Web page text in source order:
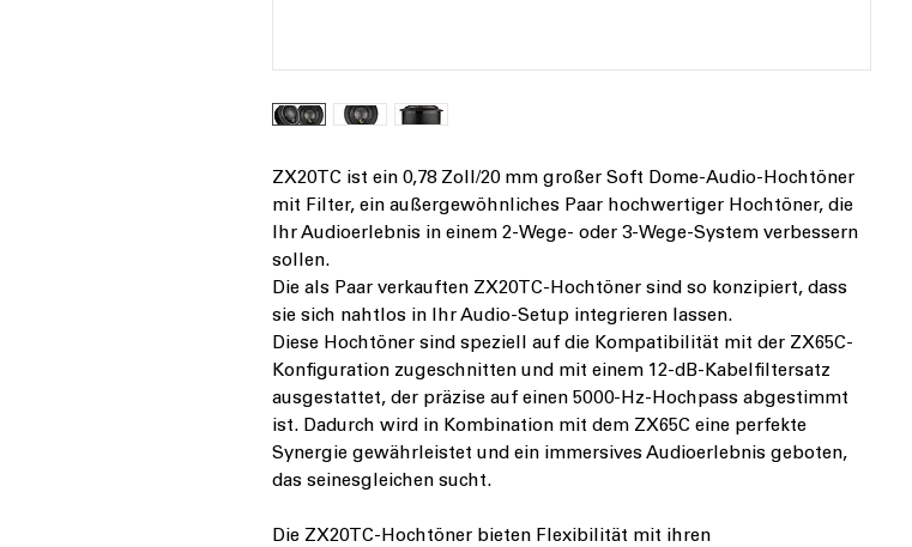
ZX20TC ist ein 0,78 Zoll/20 mm großer Soft Dome-Audio-Hochtöner
mit Filter, ein außergewöhnliches Paar hochwertiger Hochtöner, die
Ihr Audioerlebnis in einem 2-Wege- oder 3-Wege-System verbessern
sollen.
Die als Paar verkauften ZX20TC-Hochtöner sind so konzipiert, dass
sie sich nahtlos in Ihr Audio-Setup integrieren lassen.
Diese Hochtöner sind speziell auf die Kompatibilität mit der ZX65C-
Konfiguration zugeschnitten und mit einem 12-dB-Kabelfiltersatz
ausgestattet, der präzise auf einen 5000-Hz-Hochpass abgestimmt
ist. Dadurch wird in Kombination mit dem ZX65C eine perfekte
Synergie gewährleistet und ein immersives Audioerlebnis geboten,
das seinesgleichen sucht.
Die ZX20TC-Hochtöner bieten Flexibilität mit ihren